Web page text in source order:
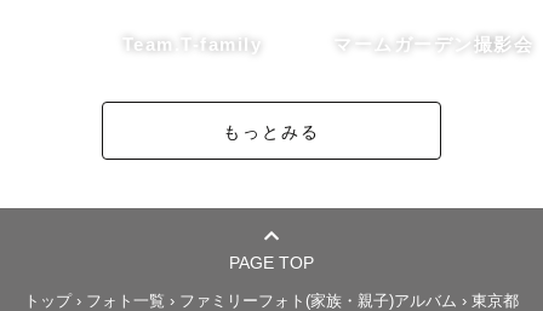
最後までご覧いただきましてありがとうございました！
お会いできることを心より楽しみにしております！
Team.T-family マームガーデン撮影会
もっとみる
PAGE TOP
トップ › フォト一覧 › ファミリーフォト(家族・親子)アルバム › 東京都